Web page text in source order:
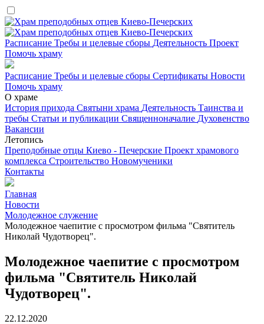
Расписание Требы и целевые сборы Деятельность Проект
Помочь храму
Расписание Требы и целевые сборы Сертификаты Новости
Помочь храму
О храме
История прихода Святыни храма Деятельность Таинства и
требы Статьи и публикации Священноначалие Духовенство
Вакансии
Летопись
Преподобные отцы Киево - Печерские Проект храмового
комплекса Строительство Новомученики
Контакты
Главная
Новости
Молодежное служение
Молодежное чаепитие с просмотром фильма "Святитель
Николай Чудотворец".
Молодежное чаепитие с просмотром
фильма "Святитель Николай
Чудотворец".
22.12.2020